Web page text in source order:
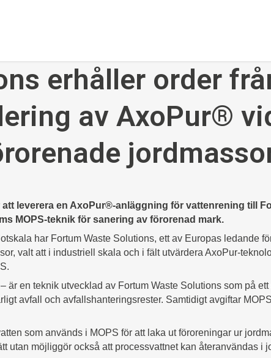
erhåller order
av AxoPur®
leverera en AxoPur®-anläggning för vattenrening till
MOPS-teknik för sanering av förorenad mark.
har Fortum Waste Solutions, ett av Europas ledande
valt att i industriell skala och i fält utvärdera AxoPur-
är en teknik utvecklad av Fortum Waste Solutions som på
avfall och avfallshanteringsrester. Samtidigt avgiftar
som används i MOPS för att laka ut föroreningar ur
utan möjliggör också att processvattnet kan återanvändas i